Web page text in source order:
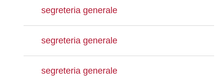
segreteria generale
segreteria generale
segreteria generale